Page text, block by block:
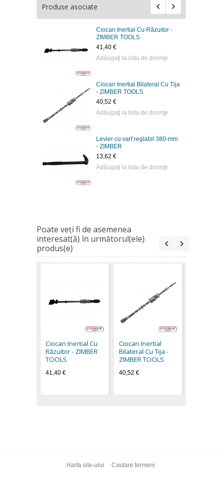
Produse asociate
Ciocan Inertial Cu Răzuitor -
ZIMBER TOOLS
41,40 €
Adăugaţi la lista de dorinţe
Ciocan Inertial Bilateral Cu Tija
- ZIMBER TOOLS
40,52 €
Adăugaţi la lista de dorinţe
Levier cu varf reglabil 380-mm
- ZIMBER
13,62 €
Adăugaţi la lista de dorinţe
Poate veţi fi de asemenea
interesat(ă) în următorul(ele)
produs(e)
Ciocan Inertial Cu
Răzuitor - ZIMBER
TOOLS
41,40 €
Ciocan Inertial
Bilateral Cu Tija -
ZIMBER TOOLS
40,52 €
Harta site-ului Cautare termeni